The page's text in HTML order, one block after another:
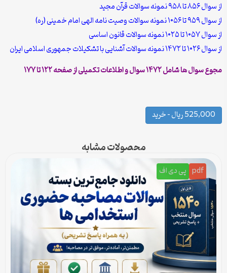
از سوال ۸۵۶ تا ۹۵۸ نمونه سوالات قرآن مجید
از سوال ۹۵۹ تا ۱۰۵۶ نمونه سوالات وصیت نامه الهی امام خمینی (ره)
از سوال ۱۰۵۷ تا ۱۰۲۵ نمونه سوالات قانون اساسی
از سوال ۱۰۲۶ تا ۱۴۷۲ نمونه سوالات آشنایی با تشکیلات جمهوری اسلامی ایران
مجوع سوال ها شامل ۱۴۷۲ سوال و اطلاعات تکمیلی از صفحه ۱۲۲ تا ۱۷۷
525,000 ریال – خرید
محصولات مشابه
pdf پی دی اف